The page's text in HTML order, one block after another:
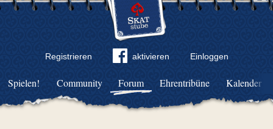
Registrieren aktivieren Einloggen
Community Forum Ehrentribüne Kalender
Spielen!